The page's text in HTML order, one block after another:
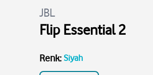
JBL
Flip Essential 2
Renk: Siyah